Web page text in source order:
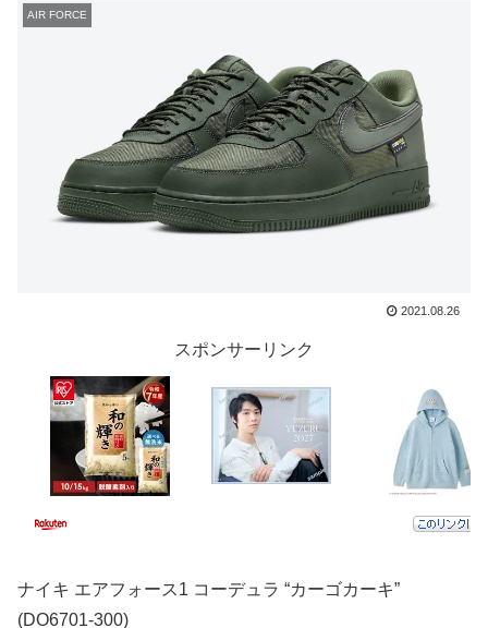
AIR FORCE
2021.08.26
スポンサーリンク
ナイキ エアフォース1 コーデュラ “カーゴカーキ”
(DO6701-300)